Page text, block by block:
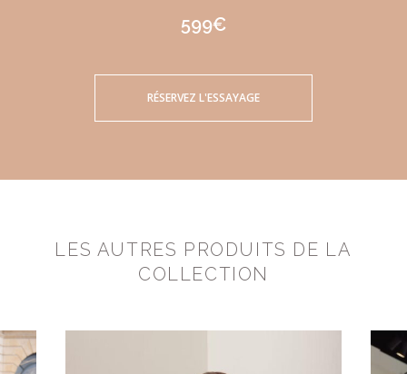
599€
RÉSERVEZ L'ESSAYAGE
LES AUTRES PRODUITS DE LA
COLLECTION